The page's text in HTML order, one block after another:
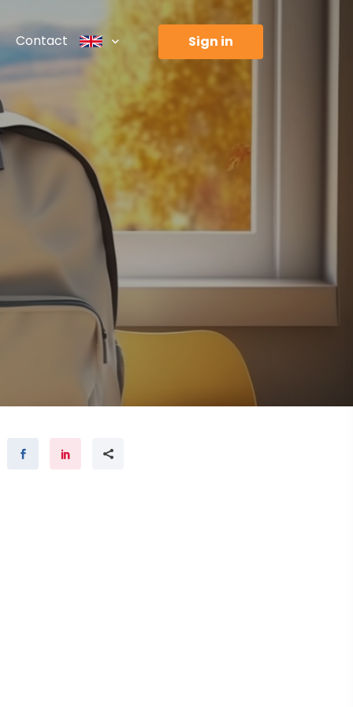
Contact sign in